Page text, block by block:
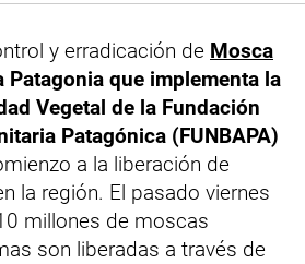
y erradicación de Mosca
Patagonia que implementa la
Vegetal de la Fundación
Patagónica (FUNBAPA)
a la liberación de
la región. El pasado viernes
millones de moscas
son liberadas a través de